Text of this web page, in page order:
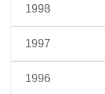
1998
1997
1996